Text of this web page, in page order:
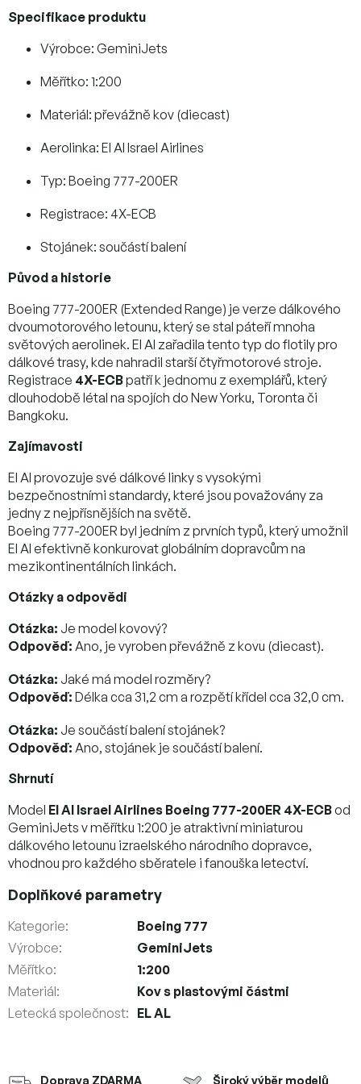
Doprava ZDARMA
Široký výběr modelů
Specifikace produktu
Výrobce: GeminiJets
Měřítko: 1:200
Materiál: převážně kov (diecast)
Aerolinka: El Al Israel Airlines
Typ: Boeing 777-200ER
Registrace: 4X-ECB
Stojánek: součástí balení
Původ a historie
Boeing 777-200ER (Extended Range) je verze dálkového
dvoumotorového letounu, který se stal páteří mnoha
světových aerolinek. El Al zařadila tento typ do flotily pro
dálkové trasy, kde nahradil starší čtyřmotorové stroje.
Registrace 4X-ECBpatří k jednomu z exemplářů, který
dlouhodobě létal na spojích do New Yorku, Toronta či
Bangkoku.
Zajímavosti
El Al provozuje své dálkové linky s vysokými
bezpečnostními standardy, které jsou považovány za
jedny z nejpřísnějších na světě.
Boeing 777-200ER byl jedním z prvních typů, který umožnil
El Al efektivně konkurovat globálním dopravcům na
mezikontinentálních linkách.
Otázky a odpovědi
Otázka: Je model kovový?
Odpověď: Ano, je vyroben převážně z kovu (diecast).
Otázka: Jaké má model rozměry?
Odpověď: Délka cca 31,2 cm a rozpětí křídel cca 32,0 cm.
Otázka: Je součástí balení stojánek?
Odpověď: Ano, stojánek je součástí balení.
Shrnutí
Model El Al Israel Airlines Boeing 777-200ER 4X-ECBod
GeminiJets v měřítku 1:200 je atraktivní miniaturou
dálkového letounu izraelského národního dopravce,
vhodnou pro každého sběratele i fanouška letectví.
Doplňkové parametry
Kategorie:
Boeing 777
Výrobce:
GeminiJets
Měřítko:
1:200
Materiál:
Kov s plastovými částmi
Letecká společnost: EL AL